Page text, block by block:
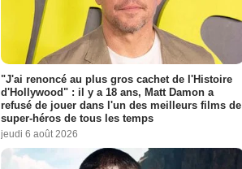
"J'ai renoncé au plus gros cachet de l'Histoire
d'Hollywood" : il y a 18 ans, Matt Damon a
refusé de jouer dans l'un des meilleurs films de
super-héros de tous les temps
jeudi 6 août 2026